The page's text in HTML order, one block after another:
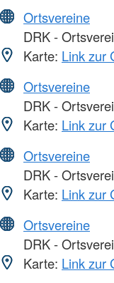
Ortsvereine
DRK -
Karte: Link zur
Ortsvereine
DRK -
Karte: Link zur
Ortsvereine
DRK -
Karte: Link zur
Ortsvereine
DRK -
Karte: Link zur